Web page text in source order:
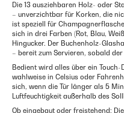
Die 13 ausziehbaren Holz- oder
– unverzichtbar für Korken, die
ist speziell für
sich in drei Farben (Rot, Blau,
Hingucker. Der Buchenholz-
– bereit zum Servieren, sobald
Bedient wird alles über ein
wahlweise in Celsius oder
sich, wenn die Tür länger als 5
Luftfeuchtigkeit außerhalb des
Ob eingebaut oder freistehend: